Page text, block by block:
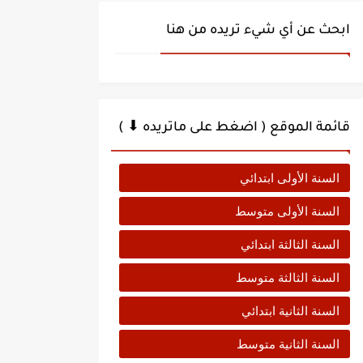
ابحث عن أي شيء تريده من هنا
قائمة الموقع ( اضغط على ماتريده ⬇ )
السنة الأولى ابتدائي
السنة الأولى متوسط
السنة الثالثة ابتدائي
السنة الثالثة متوسط
السنة الثانية ابتدائي
السنة الثانية متوسط